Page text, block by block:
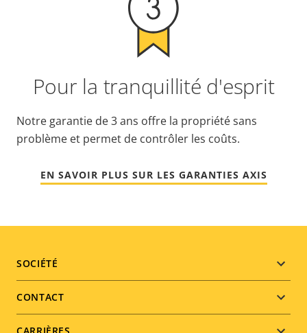
Pour la tranquillité d'esprit
Notre garantie de 3 ans offre la propriété sans
problème et permet de contrôler les coûts.
EN SAVOIR PLUS SUR LES GARANTIES AXIS
Footer
menu
SOCIÉTÉ
CONTACT